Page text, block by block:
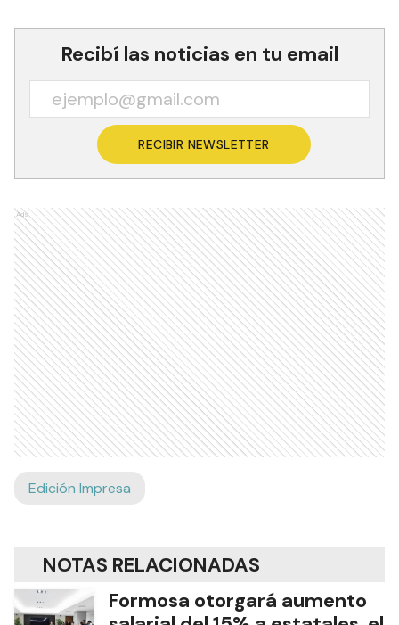
Recibí las noticias en tu email
RECIBIR NEWSLETTER
Ads
Edición Impresa
NOTAS RELACIONADAS
Formosa otorgará aumento